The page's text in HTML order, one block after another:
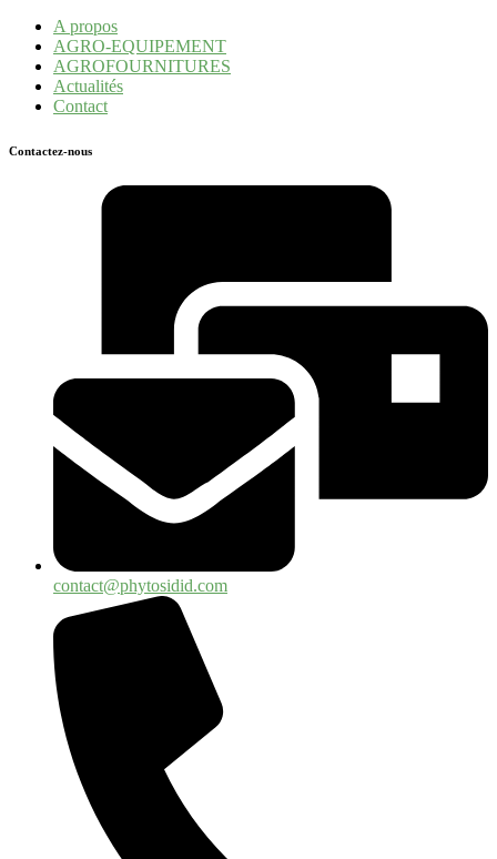
A propos
AGRO-EQUIPEMENT
AGROFOURNITURES
Actualités
Contact
Contactez-nous
contact@phytosidid.com